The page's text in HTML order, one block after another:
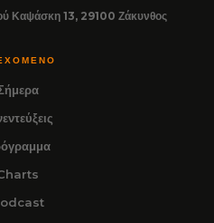
Καψάσκη 13, 29100 Ζάκυνθος